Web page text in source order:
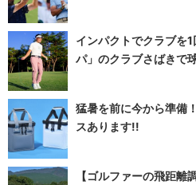
インパクトでクラブを
パ」のクラブさばきで
猛暑を前に今から準備
スあります!!
【ゴルファーの飛距